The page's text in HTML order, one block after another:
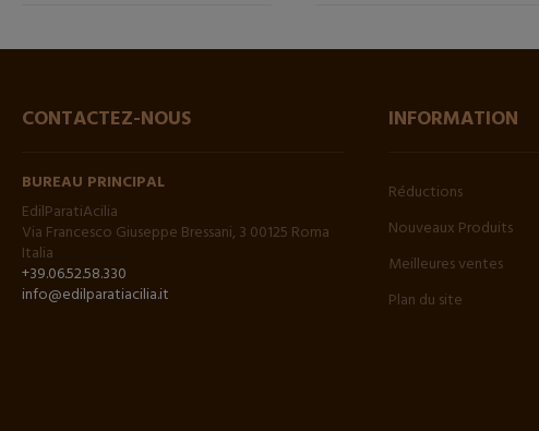
CONTACTEZ-NOUS
BUREAU PRINCIPAL
EdilParatiAcilia
Via Francesco Giuseppe Bressani, 3 00125 Roma
Italia
+39.06.52.58.330
info@edilparatiacilia.it
INFORMATION
Réductions
Nouveaux Produits
Meilleures ventes
Plan du site